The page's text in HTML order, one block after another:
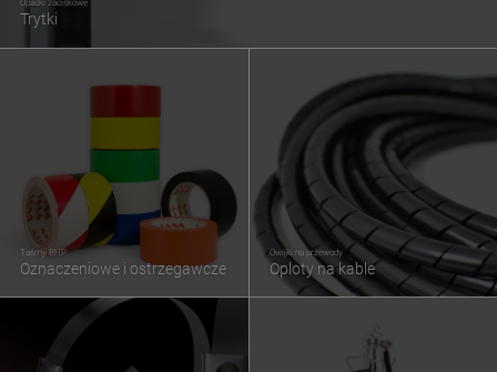
Opaski zaciskowe
Trytki
Taśmy BHP
Oznaczeniowe i ostrzegawcze
Owijki na przewody
Oploty na kable